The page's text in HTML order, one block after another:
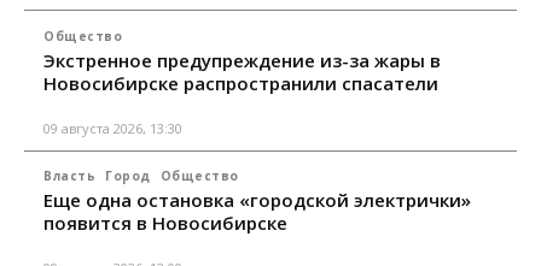
Общество
Экстренное предупреждение из-за жары в
Новосибирске распространили спасатели
09 августа 2026, 13:30
Власть Город Общество
Еще одна остановка «городской электрички»
появится в Новосибирске